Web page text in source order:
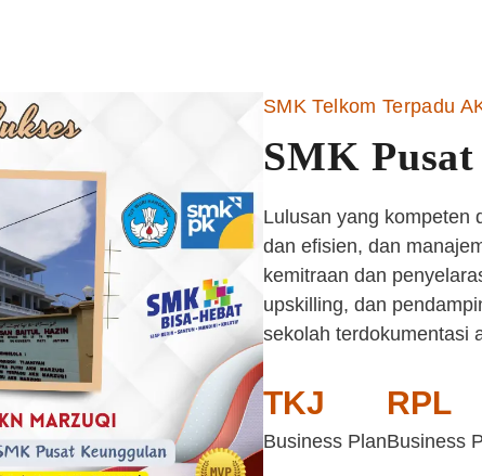
SMK Telkom Terpadu
SMK
Lulusan yang kompeten
dan efisien, dan
kemitraan dan
upskilling, dan
sekolah terdokumentasi
TKJ
Business Plan
RPL
Business